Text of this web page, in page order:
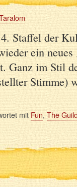
Staffel der
ein
Ganz im Stil
Stimme)
mit Fun,The